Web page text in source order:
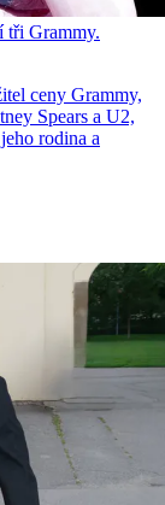
tři Grammy.
ceny Grammy,
Spears a U2,
rodina a